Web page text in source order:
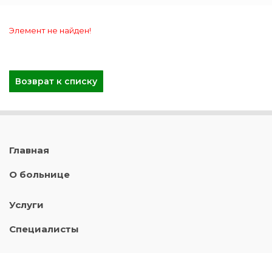
Элемент не найден!
Возврат к списку
Главная
О больнице
Услуги
Специалисты